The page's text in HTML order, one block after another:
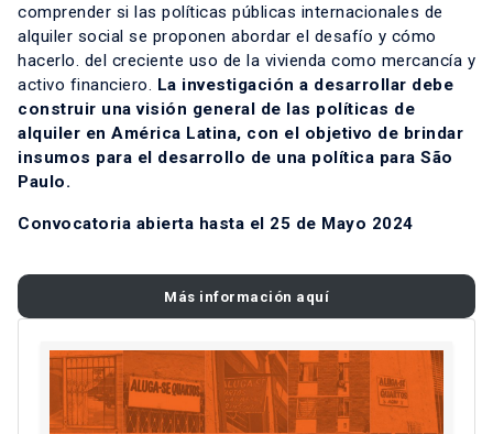
comprender si las políticas públicas internacionales de
alquiler social se proponen abordar el desafío y cómo
hacerlo. del creciente uso de la vivienda como mercancía y
activo financiero. La investigación a desarrollar debe
construir una visión general de las políticas de
alquiler en América Latina, con el objetivo de brindar
insumos para el desarrollo de una política para São
Paulo.
Convocatoria abierta hasta el 25 de Mayo 2024
Más información aquí